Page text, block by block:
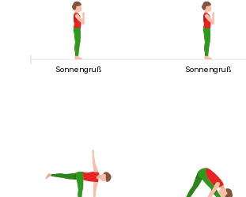
Sonnengruß Sonnengruß